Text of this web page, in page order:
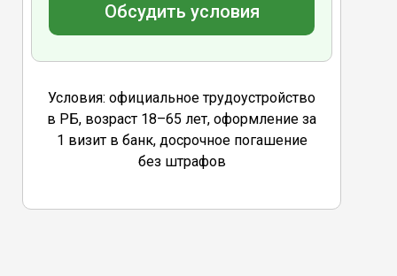
Обсудить условия
Условия: официальное трудоустройство
в РБ, возраст 18–65 лет, оформление за
1 визит в банк, досрочное погашение
без штрафов